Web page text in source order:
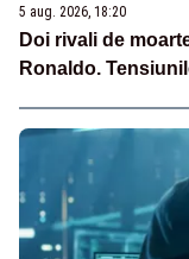
5 aug. 2026, 18:20
Doi rivali de
Ronaldo.